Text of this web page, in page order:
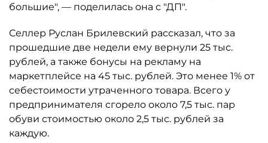
большие", — поделилась она с "ДП".
Селлер Руслан Брилевский рассказал, что за
прошедшие две недели ему вернули 25 тыс.
рублей, а также бонусы на рекламу на
маркетплейсе на 45 тыс. рублей. Это менее 1% от
себестоимости утраченного товара. Всего у
предпринимателя сгорело около 7,5 тыс. пар
обуви стоимостью около 2,5 тыс. рублей за
каждую.